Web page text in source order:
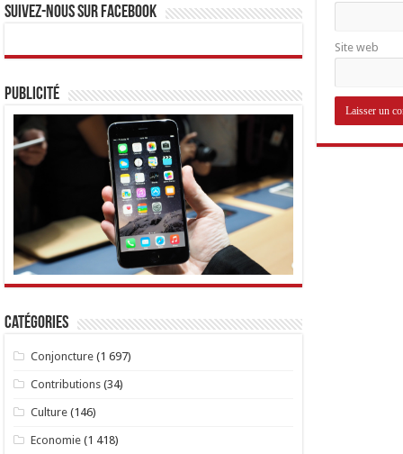
Site web
Suivez-nous sur Facebook
Publicité
Catégories
Conjoncture (1 697)
Contributions (34)
Culture (146)
Economie (1 418)